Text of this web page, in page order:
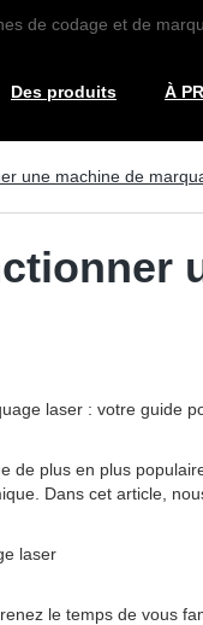
de codage et de
Des produits À
une machine de
laser : votre guide
de plus en plus
Dans cet article,
laser
le temps de vous